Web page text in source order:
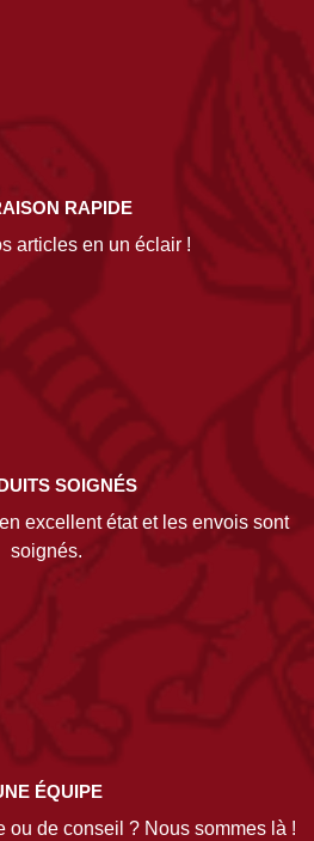
RAPIDE
articles en un éclair !
SOIGNÉS
excellent état et les envois sont
soignés.
ÉQUIPE
ou de conseil ? Nous sommes là !